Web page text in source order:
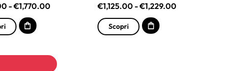
-€1,770.00
€1,125.00 -€1,229.00
Scopri